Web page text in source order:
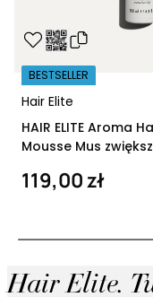
Hair Elite
BESTSELLER
HAIR ELITE Aroma
Mousse Mus
119,00 zł
Hair Elite.